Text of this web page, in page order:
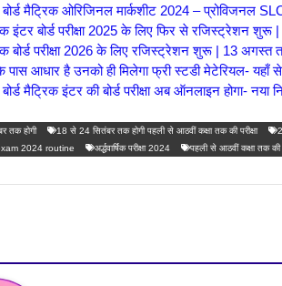
बोर्ड मैट्रिक ओरिजिनल मार्कशीट 2024 – प्रोविजनल
इंटर बोर्ड परीक्षा 2025 के लिए फिर से रजिस्ट्रेशन शुरू |
बोर्ड परीक्षा 2026 के लिए रजिस्ट्रेशन शुरू | 13 अगस्त
पास आधार है उनको ही मिलेगा फ्री स्टडी मेटेरियल- यहाँ
बोर्ड मैट्रिक इंटर की बोर्ड परीक्षा अब ऑनलाइन होगा- नया
तक होगी 18 से 24 सितंबर तक होगी पहली से आठवीं कक्षा तक की परीक्षा
2024 routine
अर्द्धवार्षिक परीक्षा 2024 पहली से आठवीं कक्षा तक की